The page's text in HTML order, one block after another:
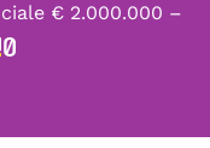
€ 2.000.000 –